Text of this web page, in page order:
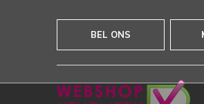
BEL ONS